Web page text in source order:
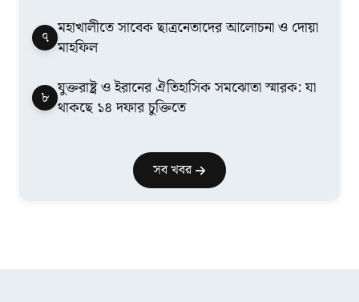
৭ মহাখালীতে সাবেক ছাত্রনেতাদের আলোচনা ও দোয়া
মাহফিল
৮ যুক্তরাষ্ট্র ও ইরানের ঐতিহাসিক সমঝোতা স্মারক: যা
থাকছে ১৪ দফার চুক্তিতে
সব খবর